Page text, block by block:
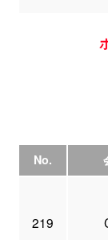
No.
219